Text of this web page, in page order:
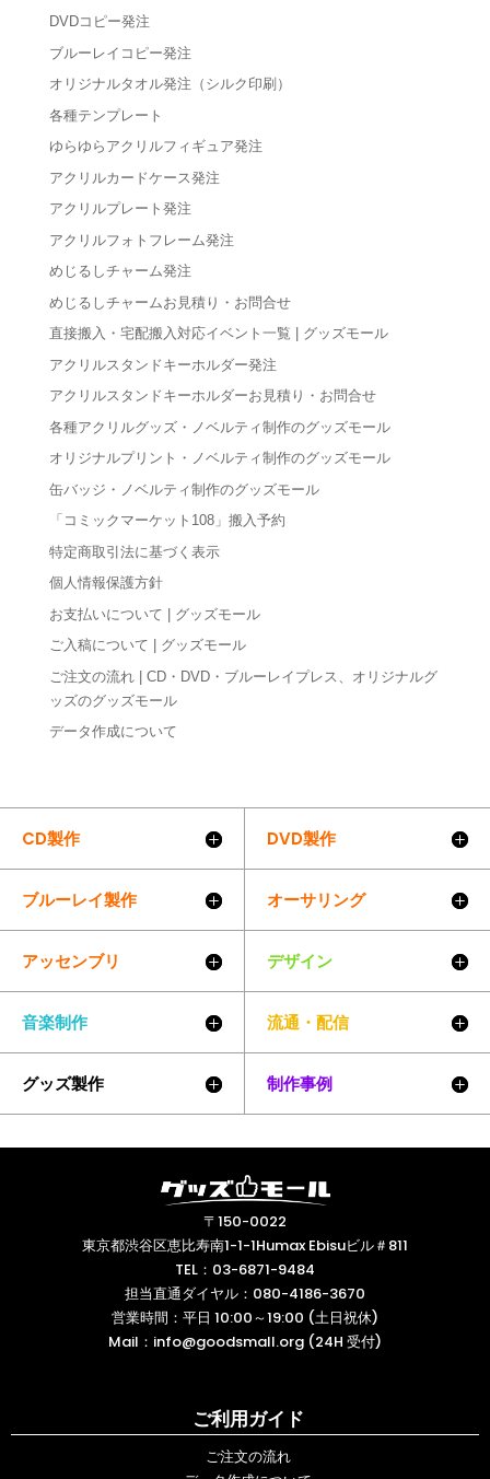
DVDコピー発注
ブルーレイコピー発注
オリジナルタオル発注（シルク印刷）
各種テンプレート
ゆらゆらアクリルフィギュア発注
アクリルカードケース発注
アクリルプレート発注
アクリルフォトフレーム発注
めじるしチャーム発注
めじるしチャームお見積り・お問合せ
直接搬入・宅配搬入対応イベント一覧 | グッズモール
アクリルスタンドキーホルダー発注
アクリルスタンドキーホルダーお見積り・お問合せ
各種アクリルグッズ・ノベルティ制作のグッズモール
オリジナルプリント・ノベルティ制作のグッズモール
缶バッジ・ノベルティ制作のグッズモール
「コミックマーケット108」搬入予約
特定商取引法に基づく表示
個人情報保護方針
お支払いについて | グッズモール
ご入稿について | グッズモール
ご注文の流れ | CD・DVD・ブルーレイプレス、オリジナルグ
ッズのグッズモール
データ作成について
CD製作
ブルーレイ製作
アッセンブリ
音楽制作
グッズ製作
DVD製作
オーサリング
デザイン
流通・配信
制作事例
〒150-0022
東京都渋谷区恵比寿南1-1-1Humax Ebisuビル＃811
TEL： 03-6871-9484
担当直通ダイヤル： 080-4186-3670
営業時間：平日 10:00～19:00 (土日祝休)
Mail： info@goodsmall.org (24H 受付)
ご利用ガイド
ご注文の流れ